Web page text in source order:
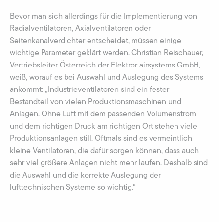
Bevor man sich allerdings für die Implementierung von
Radialventilatoren, Axialventilatoren oder
Seitenkanalverdichter entscheidet, müssen einige
wichtige Parameter geklärt werden. Christian Reischauer,
Vertriebsleiter Österreich der Elektror airsystems GmbH,
weiß, worauf es bei Auswahl und Auslegung des Systems
ankommt: „Industrieventilatoren sind ein fester
Bestandteil von vielen Produktionsmaschinen und
Anlagen. Ohne Luft mit dem passenden Volumenstrom
und dem richtigen Druck am richtigen Ort stehen viele
Produktionsanlagen still. Oftmals sind es vermeintlich
kleine Ventilatoren, die dafür sorgen können, dass auch
sehr viel größere Anlagen nicht mehr laufen. Deshalb sind
die Auswahl und die korrekte Auslegung der
lufttechnischen Systeme so wichtig.“